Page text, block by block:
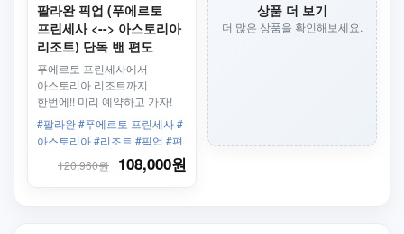
팔라완 픽업 (푸에르토
프린세사 <--> 아스토리아
리조트) 단독 밴 편도
푸에르토 프린세사에서
아스토리아 리조트까지
한번에!! 미리 예약하고 가자!
#팔라완 #푸에르토 프린세사 #
아스토리아 #리조트 #픽업 #편
120,960원 108,000원
상품 더 보기
더 많은 상품을 확인해보세요.